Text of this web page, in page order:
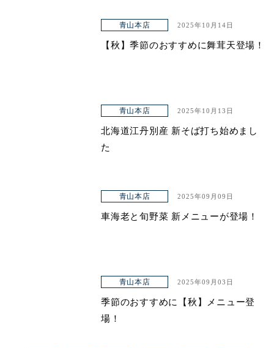
青山本店 2025年10月14日
【秋】季節のおすすめに舞茸天登場！
青山本店 2025年10月13日
北海道江丹別産 新そば打ち始めまし
た
青山本店 2025年09月09日
車海老と旬野菜 新メニューが登場！
青山本店 2025年09月03日
季節のおすすめに【秋】メニュー登
場！